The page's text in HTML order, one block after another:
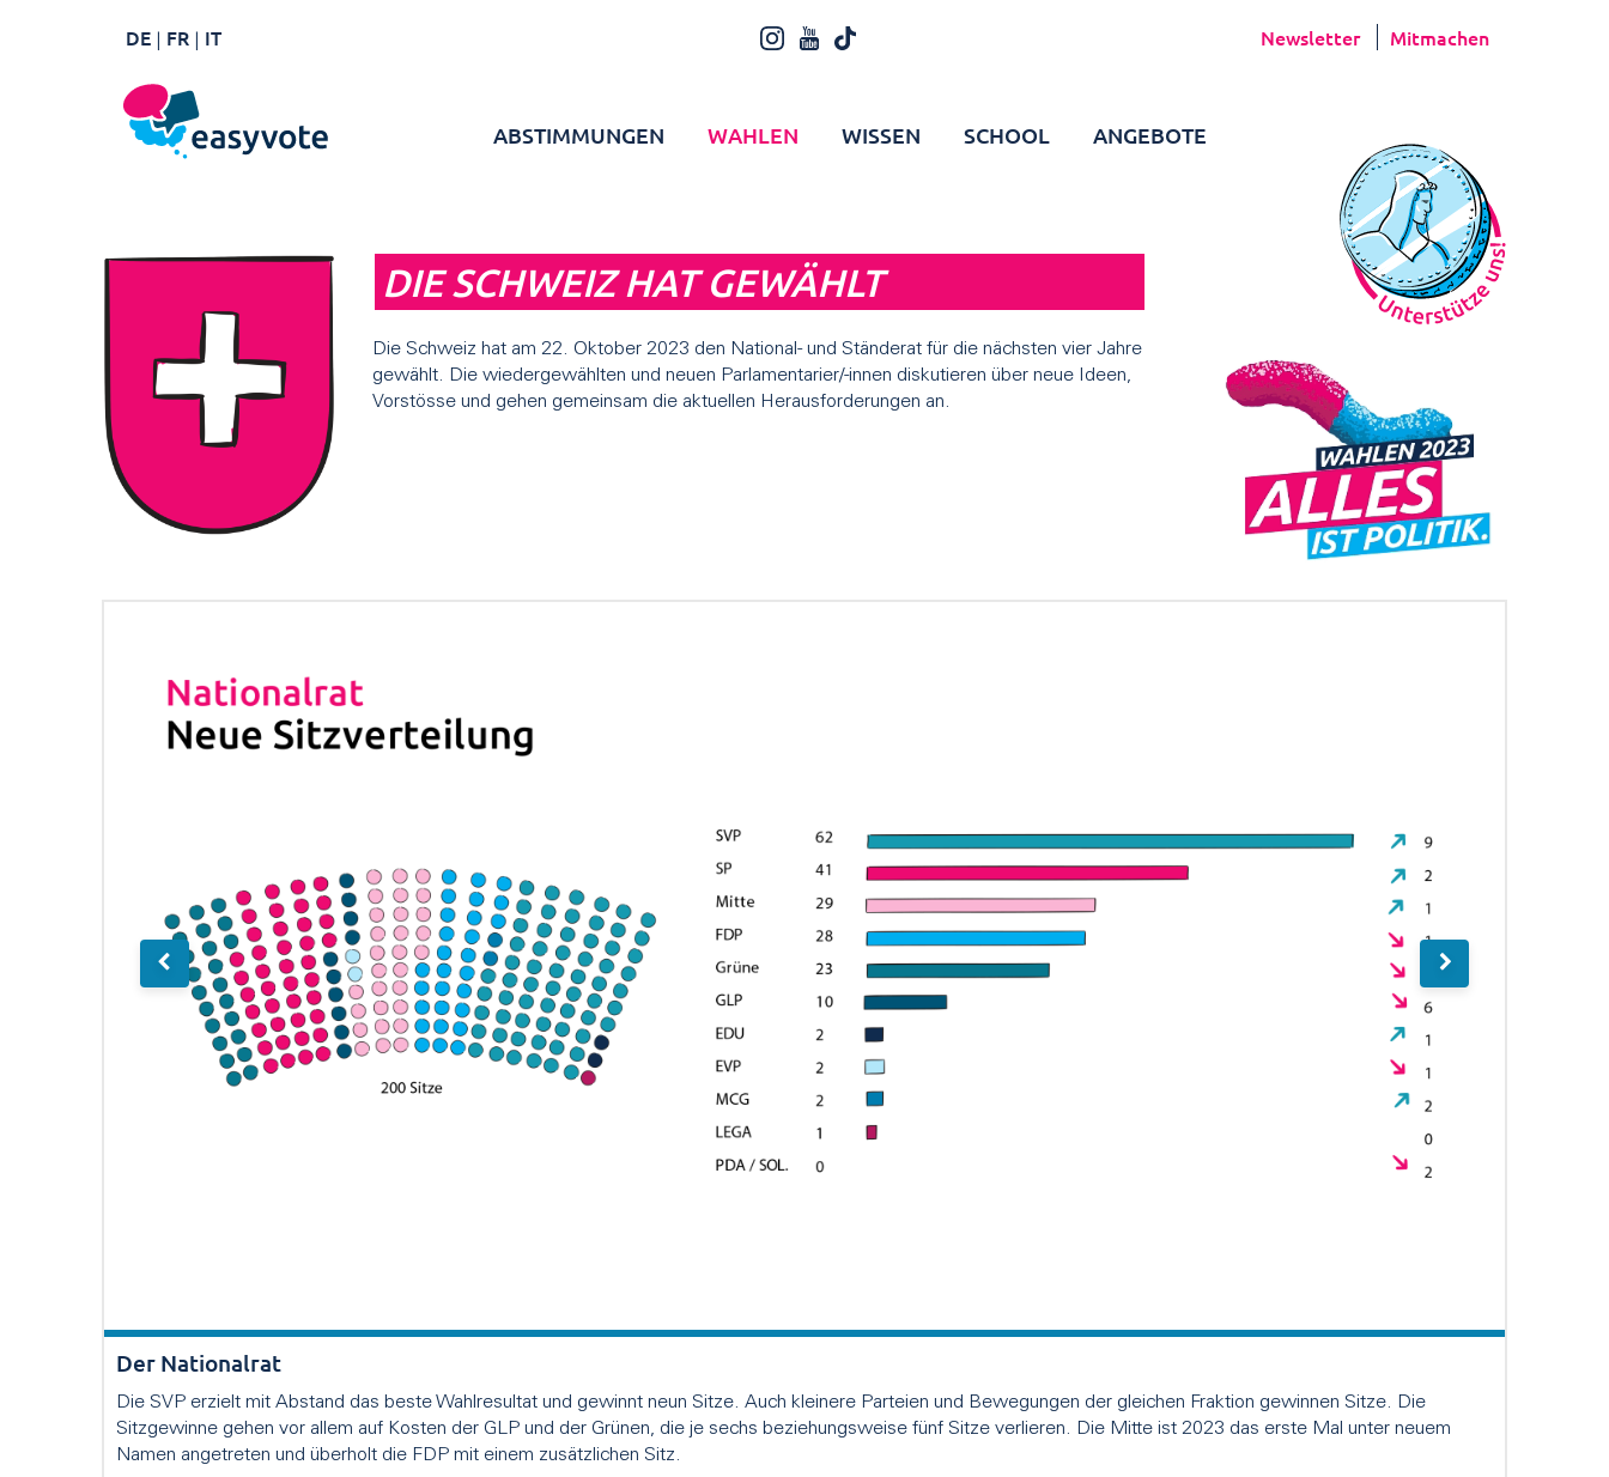
DE FR IT Newsletter Mitmachen
ABSTIMMUNGEN WAHLEN WISSEN SCHOOL ANGEBOTE
DIE SCHWEIZ HAT GEWÄHLT
Die Schweiz hat am 22. Oktober 2023 den National- und Ständerat für die nächsten vier Jahre
gewählt. Die wiedergewählten und neuen Parlamentarier/-innen diskutieren über neue Ideen,
Vorstösse und gehen gemeinsam die aktuellen Herausforderungen an.
Der Nationalrat
Die SVP erzielt mit Abstand das beste Wahlresultat und gewinnt neun Sitze. Auch kleinere Parteien und Bewegungen der gleichen Fraktion gewinnen Sitze. Die
Sitzgewinne gehen vor allem auf Kosten der GLP und der Grünen, die je sechs beziehungsweise fünf Sitze verlieren. Die Mitte ist 2023 das erste Mal unter neuem
Namen angetreten und überholt die FDP mit einem zusätzlichen Sitz.